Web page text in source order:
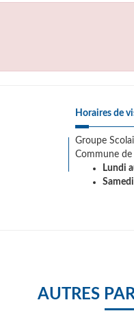
Horaires de
Groupe
Commune de
Lundi
AUTRES